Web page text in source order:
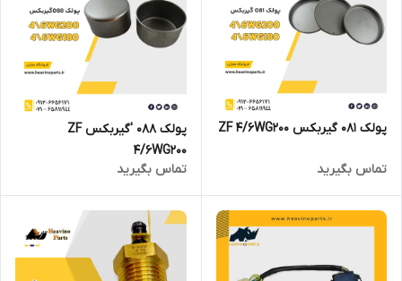
پولک 081 گیربکس ZF 4/6WG200
تماس بگیرید
پولک 088 'گیربکس ZF
4/6WG200
تماس بگیرید